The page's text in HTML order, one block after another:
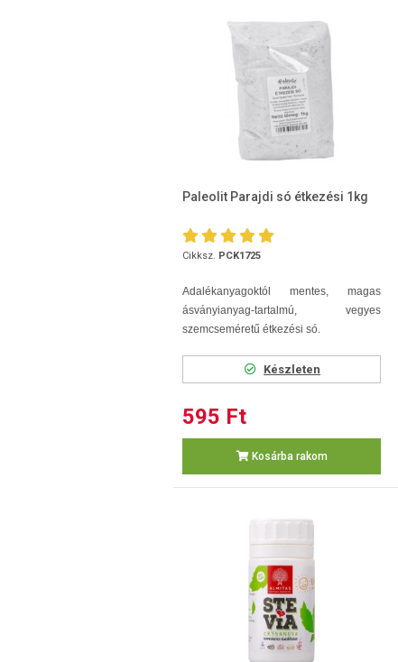
Paleolit Parajdi só étkezési 1kg
Cikksz. PCK1725
Adalékanyagoktól mentes, magas
ásványianyag-tartalmú, vegyes
szemcseméretű étkezési só.
Készleten
595 Ft
Kosárba rakom